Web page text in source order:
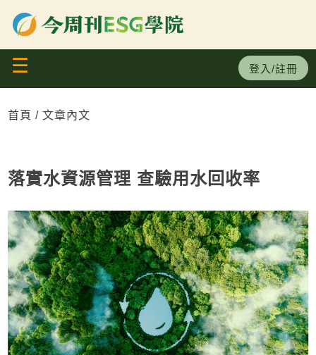
生成式AI系列課程
碳盤查服務中心
永續領袖班
專業/進階
小聚分享會/ 論壇
專欄文章
☰ 登入/註冊
首頁 文章內文
落實水資源管理 查驗用水回收率